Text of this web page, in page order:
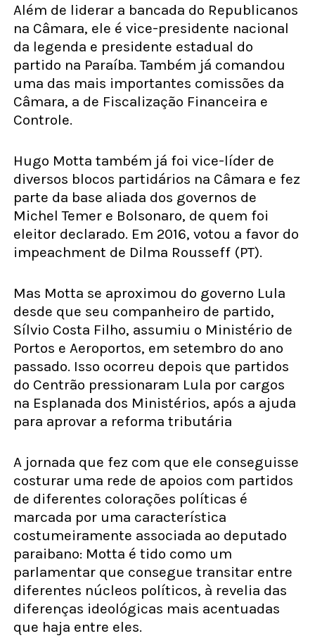
Além de liderar a bancada do Republicanos
na Câmara, ele é vice-presidente nacional
da legenda e presidente estadual do
partido na Paraíba. Também já comandou
uma das mais importantes comissões da
Câmara, a de Fiscalização Financeira e
Controle.
Hugo Motta também já foi vice-líder de
diversos blocos partidários na Câmara e fez
parte da base aliada dos governos de
Michel Temer e Bolsonaro, de quem foi
eleitor declarado. Em 2016, votou a favor do
impeachment de Dilma Rousseff (PT).
Mas Motta se aproximou do governo Lula
desde que seu companheiro de partido,
Sílvio Costa Filho, assumiu o Ministério de
Portos e Aeroportos, em setembro do ano
passado. Isso ocorreu depois que partidos
do Centrão pressionaram Lula por cargos
na Esplanada dos Ministérios, após a ajuda
para aprovar a reforma tributária
A jornada que fez com que ele conseguisse
costurar uma rede de apoios com partidos
de diferentes colorações políticas é
marcada por uma característica
costumeiramente associada ao deputado
paraibano: Motta é tido como um
parlamentar que consegue transitar entre
diferentes núcleos políticos, à revelia das
diferenças ideológicas mais acentuadas
que haja entre eles.